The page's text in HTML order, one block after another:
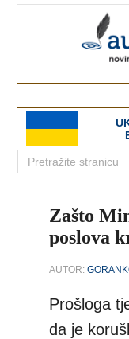
Zašto
poslova
AUTOR:
Prošloga
da je